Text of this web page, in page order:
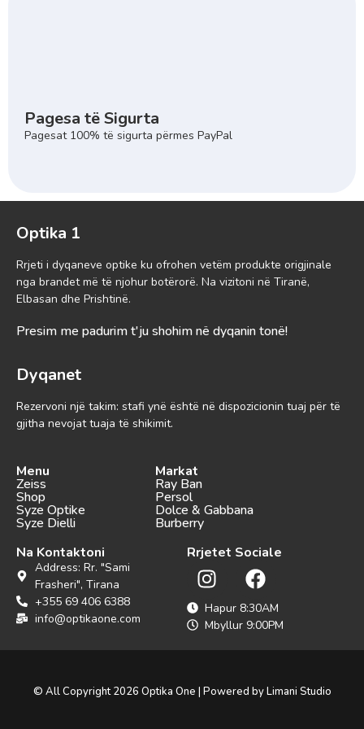
Pagesa të Sigurta
Pagesat 100% të sigurta përmes PayPal
Optika 1
Rrjeti i dyqaneve optike ku ofrohen vetëm produkte origjinale
nga brandet më të njohur botërorë. Na vizitoni në Tiranë,
Elbasan dhe Prishtinë.
Presim me padurim t'ju shohim në dyqanin tonë!
Dyqanet
Rezervoni një takim: stafi ynë është në dispozicionin tuaj për të
gjitha nevojat tuaja të shikimit.
Menu
Zeiss
Shop
Syze Optike
Syze Dielli
Markat
Ray Ban
Persol
Dolce & Gabbana
Burberry
Na Kontaktoni
Address: Rr. "Sami
Frasheri", Tirana
+355 69 406 6388
info@optikaone.com
Rrjetet Sociale
Hapur 8:30AM
Mbyllur 9:00PM
© All Copyright 2026 Optika One | Powered by Limani Studio